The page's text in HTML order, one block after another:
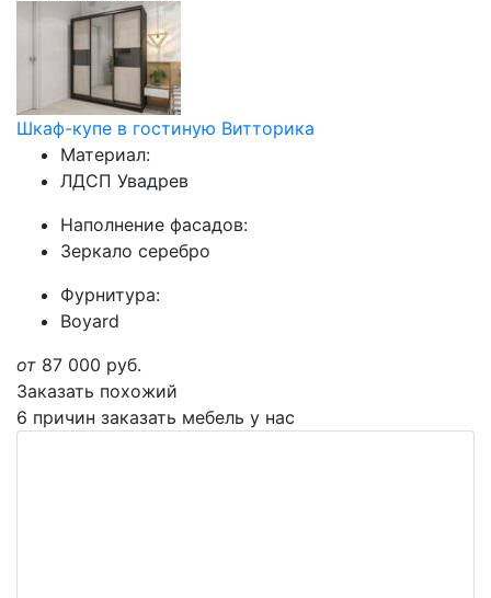
Шкаф-купе в гостиную Витторика
Материал:
ЛДСП Увадрев
Наполнение фасадов:
Зеркало серебро
Фурнитура:
Boyard
от 87 000 руб.
Заказать похожий
6 причин заказать мебель у нас